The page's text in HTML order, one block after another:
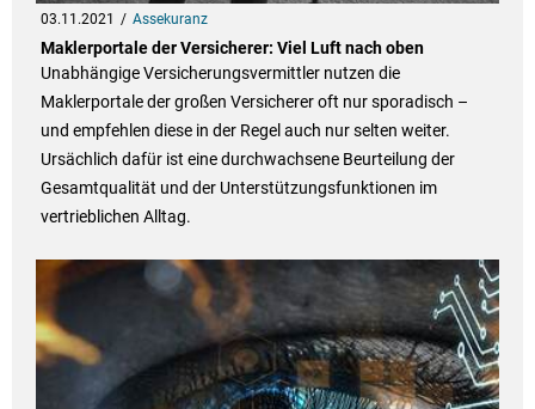
03.11.2021 Assekuranz
Maklerportale der Versicherer: Viel Luft nach oben
Unabhängige Versicherungsvermittler nutzen die
Maklerportale der großen Versicherer oft nur sporadisch –
und empfehlen diese in der Regel auch nur selten weiter.
Ursächlich dafür ist eine durchwachsene Beurteilung der
Gesamtqualität und der Unterstützungsfunktionen im
vertrieblichen Alltag.